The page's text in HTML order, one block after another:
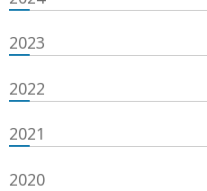
2023
2022
2021
2020